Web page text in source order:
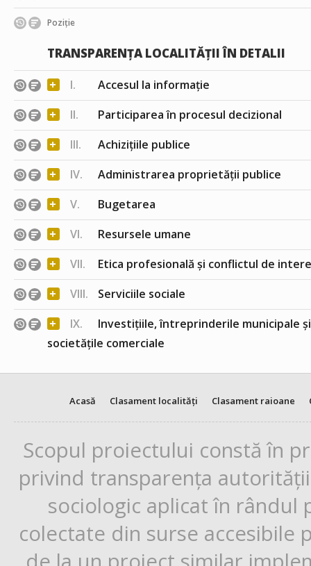
Poziție
TRANSPARENȚA LOCALITĂȚII ÎN DETALII
+
I. Accesul la informație
+ II. Participarea în procesul decizional
+ III. Achizițiile publice
+ IV. Administrarea proprietății publice
+ V. Bugetarea
+ VI. Resursele umane
+ VII. Etica profesională și conflictul de
+ VIII. Serviciile sociale
+ IX.
Investițiile, întreprinderile municipale
societățile comerciale
Acasă Clasament localități Clasament raioane
Scopul proiectului constă în
privind transparența
sociologic aplicat în rândul
colectate din surse